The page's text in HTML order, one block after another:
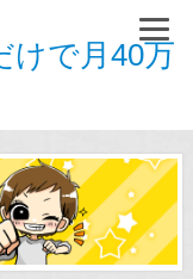
けで月40万